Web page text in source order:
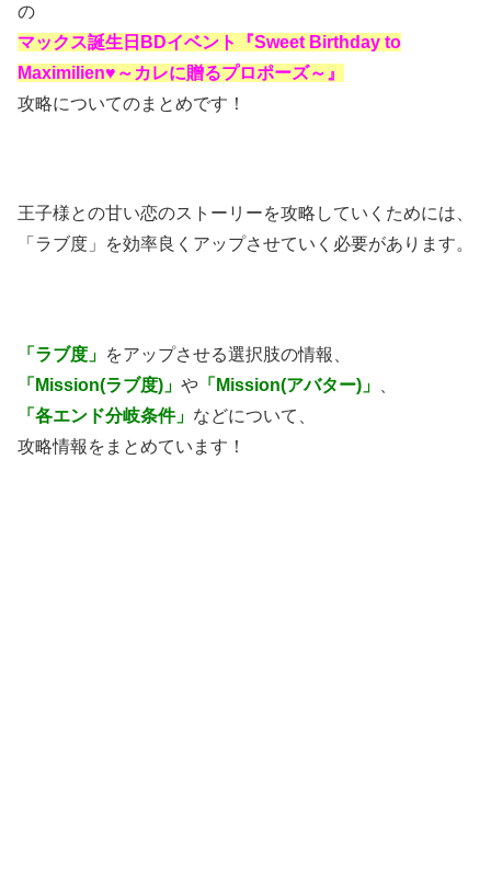
の
マックス誕生日BDイベント『Sweet Birthday to
Maximilien♥～カレに贈るプロポーズ～』
攻略についてのまとめです！
王子様との甘い恋のストーリーを攻略していくためには、
「ラブ度」を効率良くアップさせていく必要があります。
「ラブ度」 をアップさせる選択肢の情報、
「Mission(ラブ度)」 や 「Mission(アバター)」
「各エンド分岐条件」 などについて、
攻略情報をまとめています！